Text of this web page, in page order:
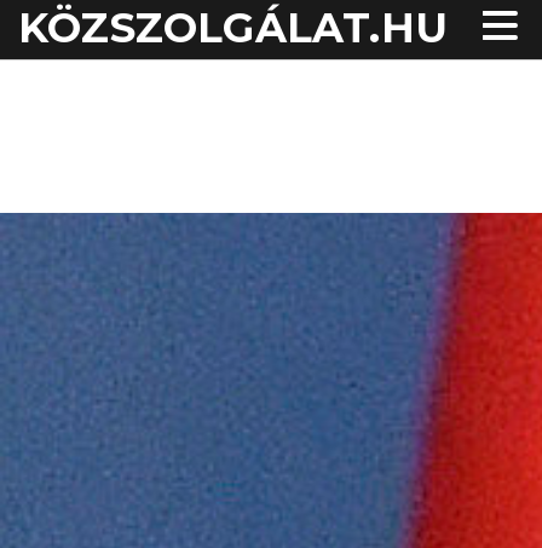
KÖZSZOLGÁLAT.HU